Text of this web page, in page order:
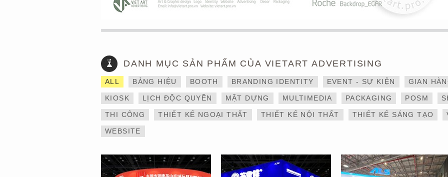
DANH MỤC SẢN PHẨM CỦA VIETART ADVERTISING
ALL BẢNG HIỆU BOOTH BRANDING IDENTITY EVENT - SỰ KIỆN GIAN
KIOSK LỊCH ĐỘC QUYỀN MẶT DỰNG MULTIMEDIA PACKAGING POSM
THI CÔNG THIẾT KẾ NGOẠI THẤT THIẾT KẾ NỘI THẤT THIẾT KẾ SÁNG TẠO
WEBSITE
THIẾT KẾ VÀ THI CÔNG
GIAN HÀNG 6×9 TẠI
TRIỂN LÃM IBTE 2024 –
TỐI ƯU KHÔNG GIAN,
GIA TĂNG GIÁ TRỊ
THƯƠNG HIỆU
THIẾT KẾ VÀ THI CÔNG
GIAN HÀNG 6×9 TẠI
TRIỂN LÃM IBTE 2024 –
GIAN HÀNG BAZUUYU
DỊCH VỤ THIẾT KẾ VÀ
THI CÔNG GIAN HÀNG
TRIỂN LÃM NGÀNH
LOGISTICS CÔNG TY
ALS